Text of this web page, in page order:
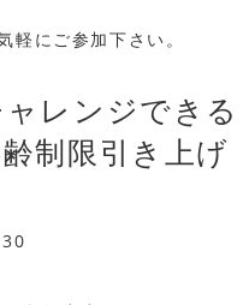
軽にご参加下さい。
レンジできる
制限引き上げ